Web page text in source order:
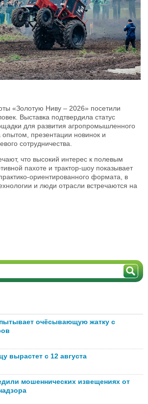
«Золотую Ниву – 2026» посетили
Выставка подтвердила статус
для развития агропромышленного
презентации новинок и
сотрудничества.
что высокий интерес к полевым
пахоте и трактор-шоу показывает
ориентированного формата, в
и люди отрасли встречаются на
очёсывающую жатку с
вырастет с 12 августа
мошеннических извещениях от